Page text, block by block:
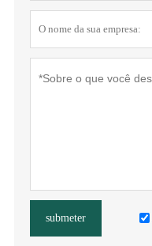
submeter